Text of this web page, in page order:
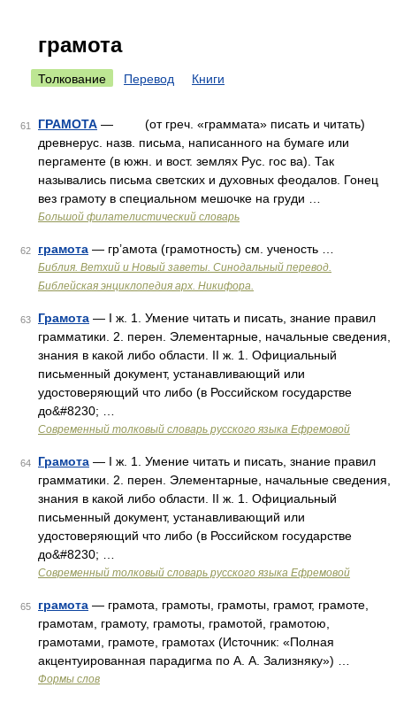
грамота
Толкование Перевод Книги
61 ГРАМОТА — (от греч. «граммата» писать и читать)
древнерус. назв. письма, написанного на бумаге или
пергаменте (в южн. и вост. землях Рус. гос ва). Так
назывались письма светских и духовных феодалов. Гонец
вез грамоту в специальном мешочке на груди …
Большой филателистический словарь
62 грамота — гр’амота (грамотность) см. ученость …
Библия. Ветхий и Новый заветы. Синодальный перевод.
Библейская энциклопедия арх. Никифора.
63 Грамота — I ж. 1. Умение читать и писать, знание правил
грамматики. 2. перен. Элементарные, начальные сведения,
знания в какой либо области. II ж. 1. Официальный
письменный документ, устанавливающий или
удостоверяющий что либо (в Российском государстве
до&#8230; …
Современный толковый словарь русского языка Ефремовой
64 Грамота — I ж. 1. Умение читать и писать, знание правил
грамматики. 2. перен. Элементарные, начальные сведения,
знания в какой либо области. II ж. 1. Официальный
письменный документ, устанавливающий или
удостоверяющий что либо (в Российском государстве
до&#8230; …
Современный толковый словарь русского языка Ефремовой
65 грамота — грамота, грамоты, грамоты, грамот, грамоте,
грамотам, грамоту, грамоты, грамотой, грамотою,
грамотами, грамоте, грамотах (Источник: «Полная
акцентуированная парадигма по А. А. Зализняку») …
Формы слов